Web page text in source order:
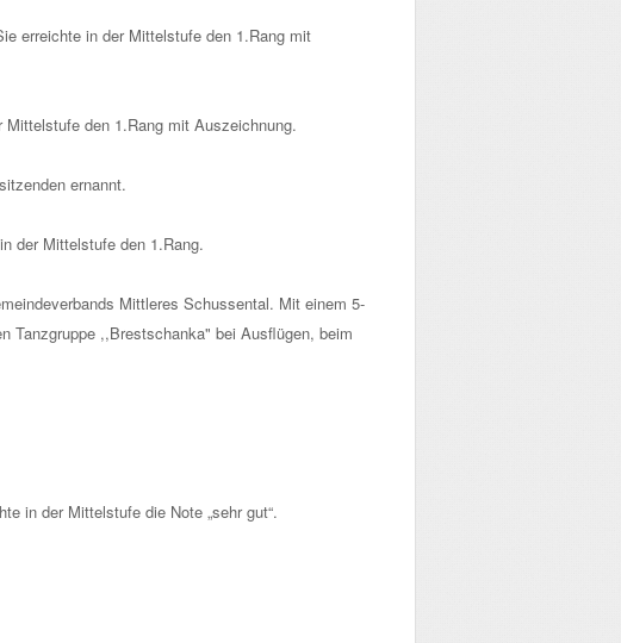
erreichte in der Mittelstufe den 1.Rang mit
den 1.Rang mit Auszeichnung.
ernannt.
der Mittelstufe den 1.Rang.
Mittleres Schussental. Mit einem 5-
Tanzgruppe ,,Brestschanka" bei Ausflügen, beim
in der Mittelstufe die Note „sehr gut“.